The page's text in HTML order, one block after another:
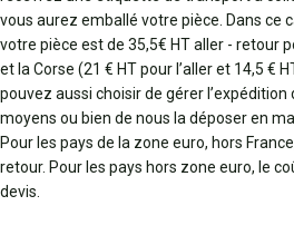
vous aurez emballé votre pièce. Dans ce
votre pièce est de 35,5€ HT aller - retour
et la Corse (21 € HT pour l’aller et 14,5 €
pouvez aussi choisir de gérer l’expédition
moyens ou bien de nous la déposer en
Pour les pays de la zone euro, hors
retour. Pour les pays hors zone euro, le
devis.